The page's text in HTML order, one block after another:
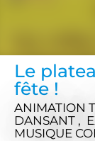
Le
fête !
ANIMATION
DANSANT ,
MUSIQUE